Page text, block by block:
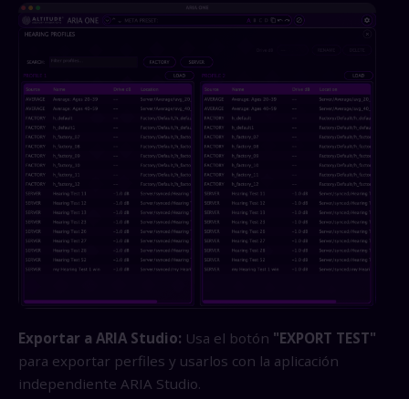
Exportar a ARIA Studio: Usa el botón "EXPORT TEST"
para exportar perfiles y usarlos con la aplicación
independiente ARIA Studio.